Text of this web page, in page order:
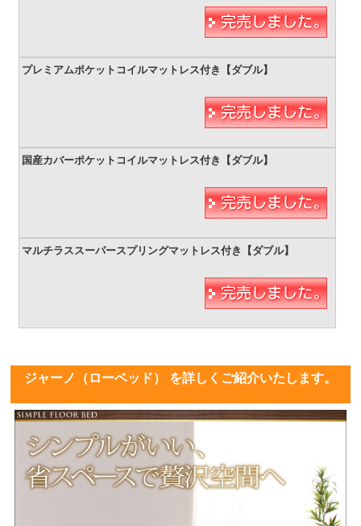
ジャーノ（ローベッド） を詳しくご紹介いたします。